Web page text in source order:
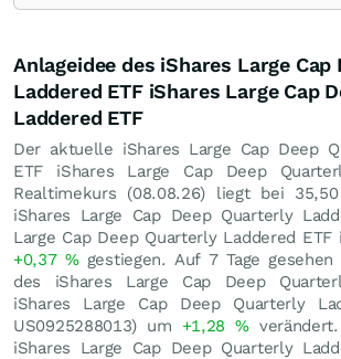
Anlageidee des iShares Large
Laddered ETF iShares Large Cap
Laddered ETF
Der aktuelle iShares Large Cap Deep
ETF iShares Large Cap Deep
Realtimekurs (08.08.26) liegt bei 35,50
iShares Large Cap Deep Quarterly
Large Cap Deep Quarterly Laddered
+0,37 %gestiegen. Auf 7 Tage
des iShares Large Cap Deep
iShares Large Cap Deep Quarterly
US0925288013) um +1,28%
iShares Large Cap Deep Quarterly